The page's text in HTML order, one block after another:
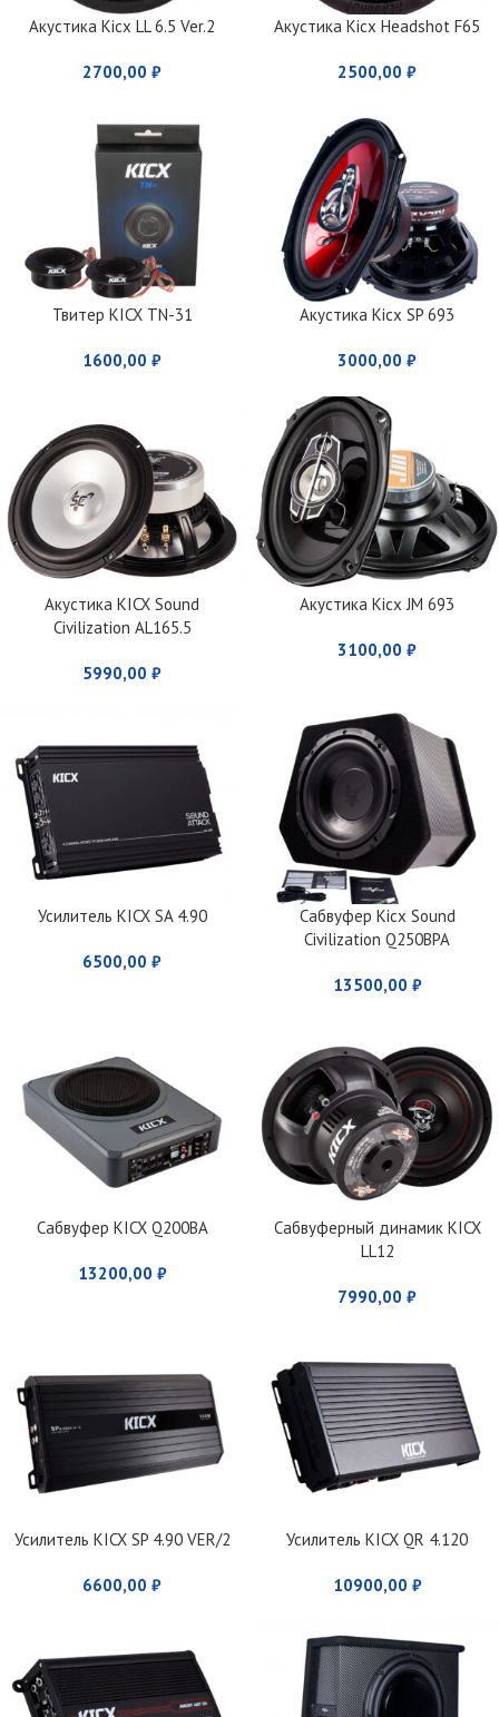
Акустика Kicx LL 6.5 Ver.2
2700,00 ₽
Акустика Kicx Headshot F65
2500,00 ₽
Твитер KICX TN-31
1600,00 ₽
Акустика Kicx SP 693
3000,00 ₽
Акустика KICX Sound
Civilization AL165.5
5990,00 ₽
Акустика Kicx JM 693
3100,00 ₽
Усилитель KICX SA 4.90
6500,00 ₽
Сабвуфер Kicx Sound
Civilization Q250BPA
13500,00 ₽
Сабвуфер KICX Q200BA
13200,00 ₽
Сабвуферный динамик KICX
LL12
7990,00 ₽
Усилитель KICX SP 4.90 VER/2
6600,00 ₽
Усилитель KICX QR 4.120
10900,00 ₽